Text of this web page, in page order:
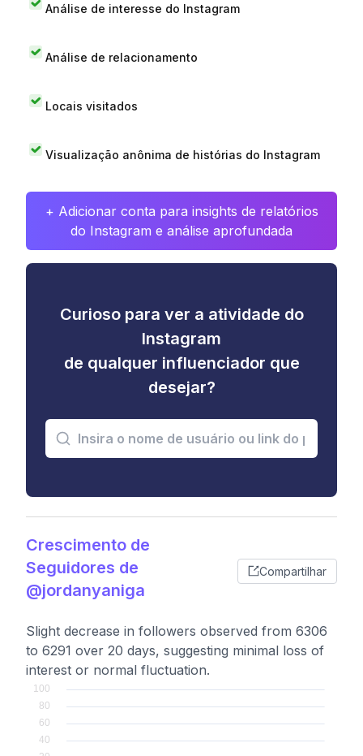
Análise de interesse do Instagram
Análise de relacionamento
Locais visitados
Visualização anônima de histórias do Instagram
+ Adicionar conta para insights de relatórios
do Instagram e análise aprofundada
Curioso para ver a atividade do
Instagram
de qualquer influenciador que
desejar?
Crescimento de
Seguidores de
@jordanyaniga
Compartilhar
Slight decrease in followers observed from 6306
to 6291 over 20 days, suggesting minimal loss of
interest or normal fluctuation.